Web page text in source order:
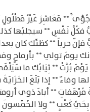
** مَعَاشِرَ غَيْرُ مَطْلُولٍ
نَفْسٍ ** سيجلبُها
حرباً ** كظنِّك كان
يومَ تولي ** بأرماحٍ
بُزَّتْ ** ثِيَابُك ما
وفاءٌ ** إذا بَلَغَ
مُرْهَفاتٍ ** أبادَ ذوي
بِحَيِّ كَعْبٍ ** ولا